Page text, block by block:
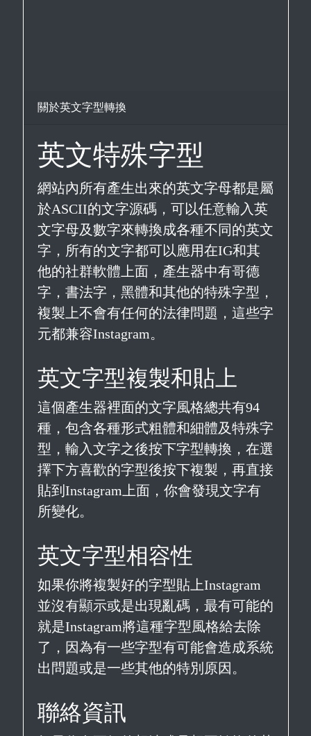
關於英文字型轉換
英文特殊字型
網站內所有產生出來的英文字母都是屬
於ASCII的文字源碼，可以任意輸入英
文字母及數字來轉換成各種不同的英文
字，所有的文字都可以應用在IG和其
他的社群軟體上面，產生器中有哥德
字，書法字，黑體和其他的特殊字型，
複製上不會有任何的法律問題，這些字
元都兼容Instagram。
英文字型複製和貼上
這個產生器裡面的文字風格總共有94
種，包含各種形式粗體和細體及特殊字
型，輸入文字之後按下字型轉換，在選
擇下方喜歡的字型後按下複製，再直接
貼到Instagram上面，你會發現文字有
所變化。
英文字型相容性
如果你將複製好的字型貼上Instagram
並沒有顯示或是出現亂碼，最有可能的
就是Instagram將這種字型風格給去除
了，因為有一些字型有可能會造成系統
出問題或是一些其他的特別原因。
聯絡資訊